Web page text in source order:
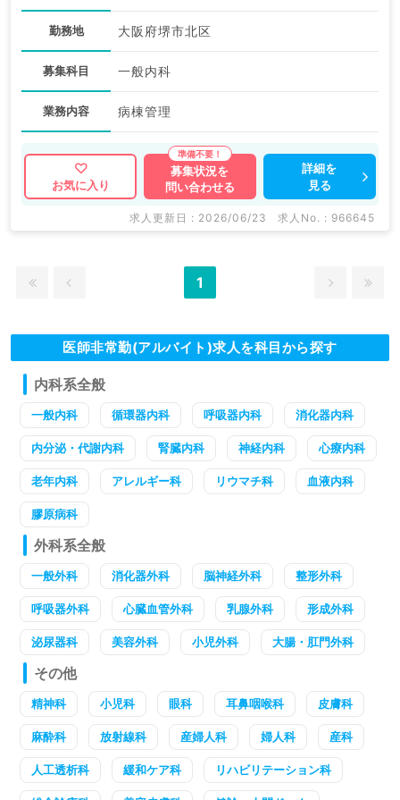
勤務地 大阪府堺市北区
募集科目 一般内科
業務内容 病棟管理
お気に入り
募集状況を
問い合わせる
詳細を
見る
求人更新日 : 2026/06/23 求人No. : 966645
1
医師非常勤(アルバイト)求人を科目から探す
内科系全般
一般内科 循環器内科 呼吸器内科 消化器内科
内分泌・代謝内科 腎臓内科 神経内科 心療内科
老年内科 アレルギー科 リウマチ科 血液内科
膠原病科
外科系全般
一般外科 消化器外科 脳神経外科 整形外科
呼吸器外科 心臓血管外科 乳腺外科 形成外科
泌尿器科 美容外科 小児外科 大腸・肛門外科
その他
精神科 小児科 眼科 耳鼻咽喉科 皮膚科
麻酔科 放射線科 産婦人科 婦人科 産科
人工透析科 緩和ケア科 リハビリテーション科